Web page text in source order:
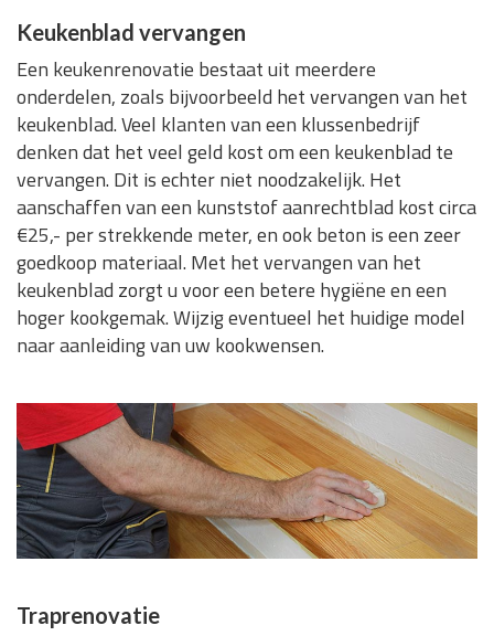
Keukenblad vervangen
Een keukenrenovatie bestaat uit meerdere
onderdelen, zoals bijvoorbeeld het vervangen van het
keukenblad. Veel klanten van een klussenbedrijf
denken dat het veel geld kost om een keukenblad te
vervangen. Dit is echter niet noodzakelijk. Het
aanschaffen van een kunststof aanrechtblad kost circa
€25,- per strekkende meter, en ook beton is een zeer
goedkoop materiaal. Met het vervangen van het
keukenblad zorgt u voor een betere hygiëne en een
hoger kookgemak. Wijzig eventueel het huidige model
naar aanleiding van uw kookwensen.
Traprenovatie